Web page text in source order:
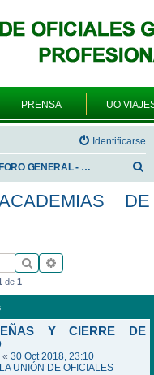
PRENSA UO
Identificarse
FORO GENERAL - ACADEMIAS DE FORMACIÓN
s
DE
Buscar
de 1
Y CIERRE DE
« 30 Oct 2018, 23:10
UNIÓN DE OFICIALES